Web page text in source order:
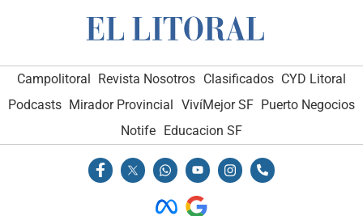
Campolitoral Revista Nosotros Clasificados CYD Litoral
Podcasts Mirador Provincial VivíMejor SF Puerto Negocios
Notife
Educacion SF